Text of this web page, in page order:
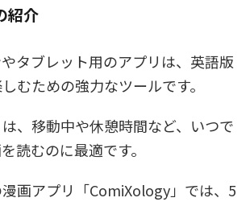
紹介
タブレット用のアプリは、英語版
むための強力なツールです。
、移動中や休憩時間など、いつで
読むのに最適です。
画アプリ「ComiXology」では、5